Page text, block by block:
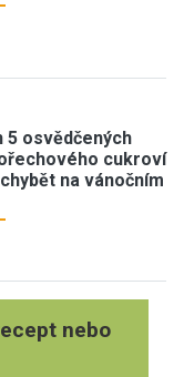
5 osvědčených
cukroví
na vánočním
nebo